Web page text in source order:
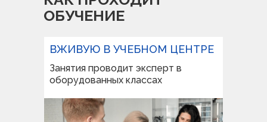
ОБУЧЕНИЕ
Занятия проводит эксперт в
оборудованных классах
ВЖИВУЮ В УЧЕБНОМ ЦЕНТРЕ